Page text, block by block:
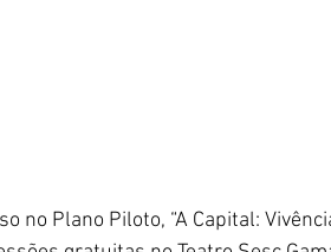
no Plano Piloto, “A Capital: